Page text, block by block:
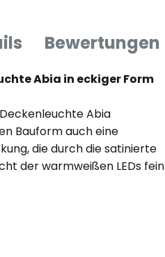
Bewertungen
Abia in eckiger Form
Abia
Bauform auch eine
die durch die satinierte
der warmweißen LEDs fein
und Weiß und die eckige,
für die
und gleichmäßige, warme